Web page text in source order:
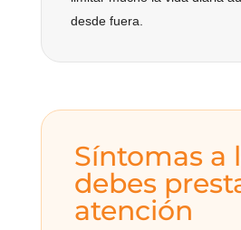
desde fuera.
Síntomas a
debes
atención